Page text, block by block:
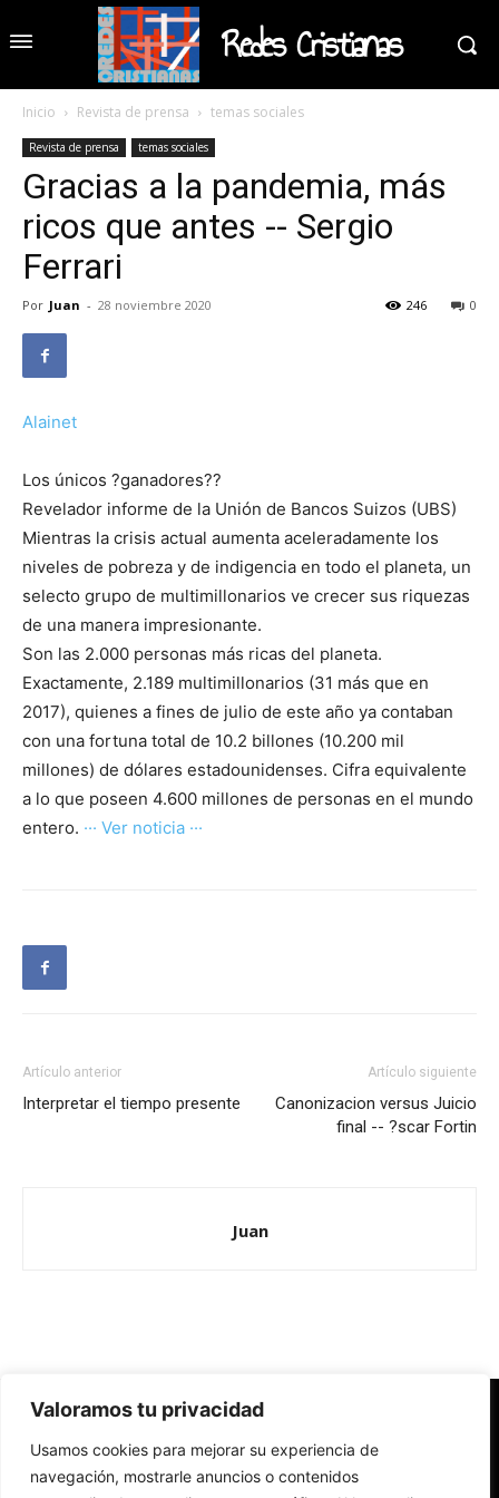
Valoramos tu privacidad
Usamos cookies para mejorar su experiencia de
navegación, mostrarle anuncios o contenidos
Redes Cristianas
Inicio Revista de prensa temas sociales
Revista de prensa temas sociales
Gracias a la pandemia, más
ricos que antes -- Sergio
Ferrari
Por Juan - 28 noviembre 2020 0
246
Alainet
Los únicos ?ganadores??
Revelador informe de la Unión de Bancos Suizos (UBS)
Mientras la crisis actual aumenta aceleradamente los
niveles de pobreza y de indigencia en todo el planeta, un
selecto grupo de multimillonarios ve crecer sus riquezas
de una manera impresionante.
Son las 2.000 personas más ricas del planeta.
Exactamente, 2.189 multimillonarios (31 más que en
2017), quienes a fines de julio de este año ya contaban
con una fortuna total de 10.2 billones (10.200 mil
millones) de dólares estadounidenses. Cifra equivalente
a lo que poseen 4.600 millones de personas en el mundo
entero. ··· Ver noticia ···
Artículo anterior
Interpretar el tiempo presente
Artículo siguiente
Canonizacion versus Juicio
final -- ?scar Fortin
Juan
Redes Cristianas
Una mirada alternativa sobre la Iglesia católica y la sociedad
- Colectivos de Redes Cristianas